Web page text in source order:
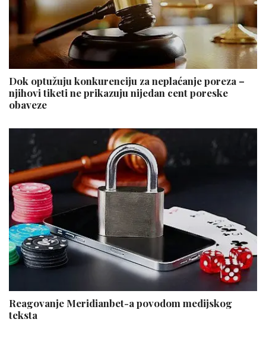
Dok optužuju konkurenciju za neplaćanje poreza –
njihovi tiketi ne prikazuju nijedan cent poreske
obaveze
Reagovanje Meridianbet-a povodom medijskog
teksta